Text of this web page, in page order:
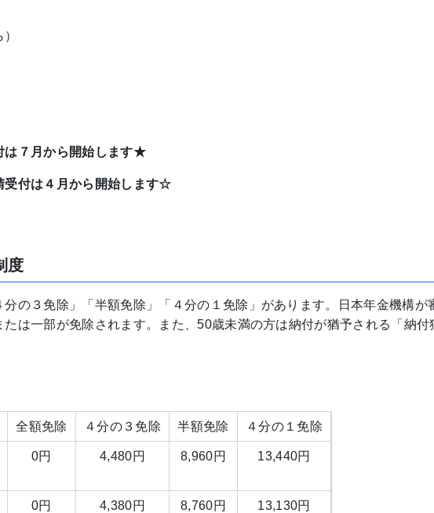
は７月から開始します★
付は４月から開始します☆
度
の３免除」「半額免除」「４分の１免除」があります。日本年金機構が
は一部が免除されます。また、50歳未満の方は納付が猶予される「納付
全額免除 ４分の３免除 半額免除 ４分の１免除
0円 4,480円 8,960円 13,440円
0円 4,380円 8,760円 13,130円